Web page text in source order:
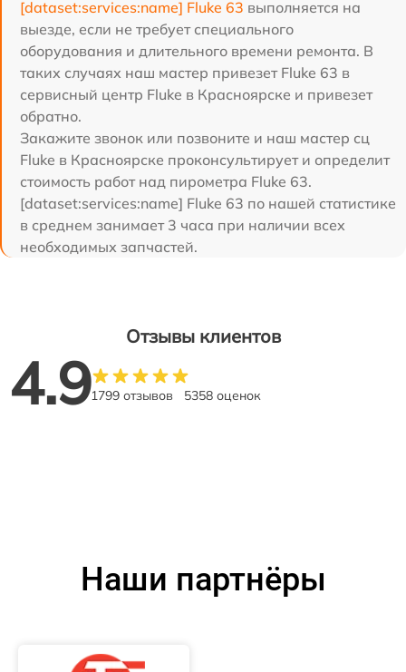
[dataset:services:name] Fluke 63 выполняется на
выезде, если не требует специального
оборудования и длительного времени ремонта. В
таких случаях наш мастер привезет Fluke 63 в
сервисный центр Fluke в Красноярске и привезет
обратно.
Закажите звонок или позвоните и наш мастер сц
Fluke в Красноярске проконсультирует и определит
стоимость работ над пирометра Fluke 63.
[dataset:services:name] Fluke 63 по нашей статистике
в среднем занимает 3 часа при наличии всех
необходимых запчастей.
Отзывы клиентов
4.91799 отзывов 5358 оценок
Наши партнёры